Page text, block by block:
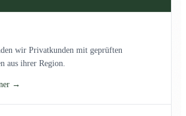
wir Privatkunden mit geprüften
aus ihrer Region.
→